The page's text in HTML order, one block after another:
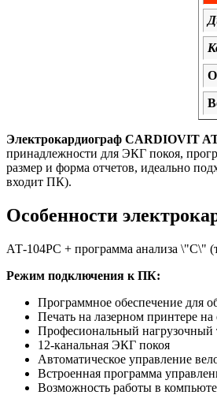
Электрокардиограф CARDIOVIT
принадлежности для ЭКГ покоя,
размер и форма отчетов, идеально
входит ПК).
Особенности
АТ-104PC + программа анализа \"С\"
Режим подключения к ПК:
Программное обеспечение для
Печать на лазерном принтере
Професиональный нагрузочный
12-канальная ЭКГ покоя
Автоматическое управление
Встроенная программа
Возможность работы в